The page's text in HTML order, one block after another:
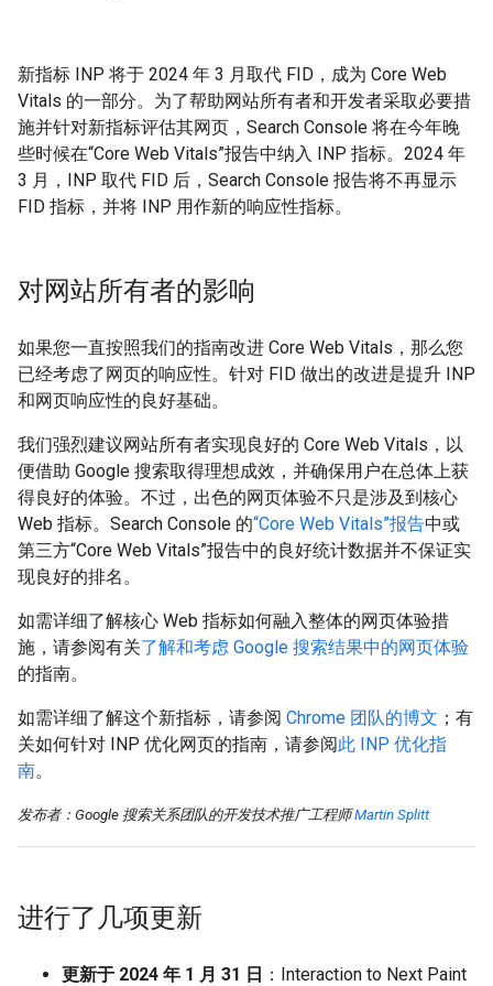
新指标 INP 将于 2024 年 3 月取代 FID，成为 Core Web
Vitals 的一部分。为了帮助网站所有者和开发者采取必要措
施并针对新指标评估其网页，Search Console 将在今年晚
些时候在“Core Web Vitals”报告中纳入 INP 指标。2024 年
3 月，INP 取代 FID 后，Search Console 报告将不再显示
FID 指标，并将 INP 用作新的响应性指标。
对网站所有者的影响
如果您一直按照我们的指南改进 Core Web Vitals，那么您
已经考虑了网页的响应性。针对 FID 做出的改进是提升 INP
和网页响应性的良好基础。
我们强烈建议网站所有者实现良好的 Core Web Vitals，以
便借助 Google 搜索取得理想成效，并确保用户在总体上获
得良好的体验。不过，出色的网页体验不只是涉及到核心
Web 指标。Search Console 的“Core Web Vitals”报告中或
第三方“Core Web Vitals”报告中的良好统计数据并不保证实
现良好的排名。
如需详细了解核心 Web 指标如何融入整体的网页体验措
施，请参阅有关了解和考虑 Google 搜索结果中的网页体验
的指南。
如需详细了解这个新指标，请参阅 Chrome 团队的博文 ；有
关如何针对 INP 优化网页的指南，请参阅此 INP 优化指
南。
发布者：Google 搜索关系团队的开发技术推广工程师Martin Splitt
进行了几项更新
更新于 2024 年 1 月 31 日 ： Interaction to Next Paint